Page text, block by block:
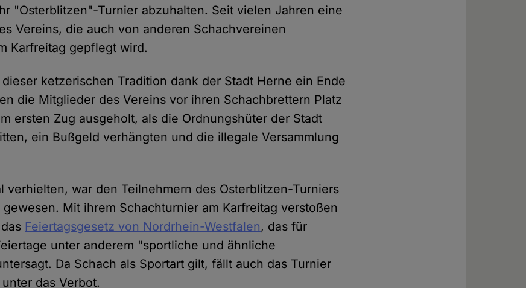
"Osterblitzen"-Turnier abzuhalten. Seit vielen Jahren eine
Vereins, die auch von anderen Schachvereinen
Karfreitag gepflegt wird.
ketzerischen Tradition dank der Stadt Herne ein Ende
die Mitglieder des Vereins vor ihren Schachbrettern Platz
ersten Zug ausgeholt, als die Ordnungshüter der Stadt
ein Bußgeld verhängten und die illegale Versammlung
verhielten, war den Teilnehmern des Osterblitzen-Turniers
Mit ihrem Schachturnier am Karfreitag verstoßen
Feiertagsgesetz von Nordrhein-Westfalen, das für
unter anderem "sportliche und ähnliche
Da Schach als Sportart gilt, fällt auch das Turnier
unter das Verbot.